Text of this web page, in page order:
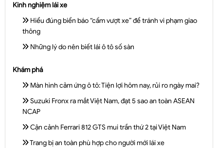
Kinh nghiệm lái xe
Hiểu đúng biển báo “cấm vượt xe” để tránh vi phạm giao
thông
Những lý do nên biết lái ô tô số sàn
Khám phá
Màn hình cảm ứng ô tô: Tiện lợi hôm nay, rủi ro ngày mai?
Suzuki Fronx ra mắt Việt Nam, đạt 5 sao an toàn ASEAN
NCAP
Cận cảnh Ferrari 812 GTS mui trần thứ 2 tại Việt Nam
Trang bị an toàn phù hợp cho người mới lái xe